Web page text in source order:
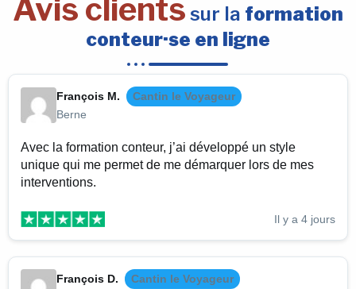
Avis clients sur la formation
conteur·se en ligne
François M.
Cantin le Voyageur
Berne
Avec la formation conteur, j’ai développé un style
unique qui me permet de me démarquer lors de mes
interventions.
Il y a 4 jours
François D.
Cantin le Voyageur